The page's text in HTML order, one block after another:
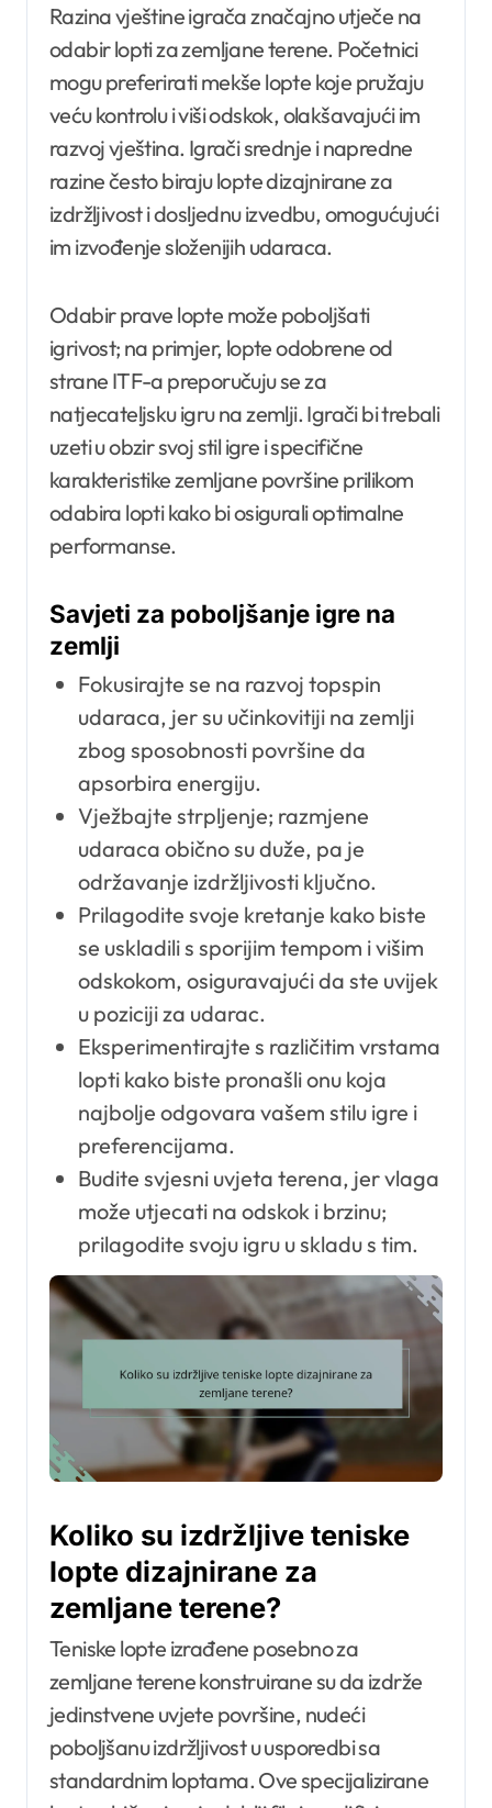
Razina vještine igrača značajno utječe na
odabir lopti za zemljane terene. Početnici
mogu preferirati mekše lopte koje pružaju
veću kontrolu i viši odskok, olakšavajući im
razvoj vještina. Igrači srednje i napredne
razine često biraju lopte dizajnirane za
izdržljivost i dosljednu izvedbu, omogućujući
im izvođenje složenijih udaraca.
Odabir prave lopte može poboljšati
igrivost; na primjer, lopte odobrene od
strane ITF-a preporučuju se za
natjecateljsku igru na zemlji. Igrači bi trebali
uzeti u obzir svoj stil igre i specifične
karakteristike zemljane površine prilikom
odabira lopti kako bi osigurali optimalne
performanse.
Savjeti za poboljšanje igre na
zemlji
Fokusirajte se na razvoj topspin
udaraca, jer su učinkovitiji na zemlji
zbog sposobnosti površine da
apsorbira energiju.
Vježbajte strpljenje; razmjene
udaraca obično su duže, pa je
održavanje izdržljivosti ključno.
Prilagodite svoje kretanje kako biste
se uskladili s sporijim tempom i višim
odskokom, osiguravajući da ste uvijek
u poziciji za udarac.
Eksperimentirajte s različitim vrstama
lopti kako biste pronašli onu koja
najbolje odgovara vašem stilu igre i
preferencijama.
Budite svjesni uvjeta terena, jer vlaga
može utjecati na odskok i brzinu;
prilagodite svoju igru u skladu s tim.
Koliko su izdržljive teniske
lopte dizajnirane za
zemljane terene?
Teniske lopte izrađene posebno za
zemljane terene konstruirane su da izdrže
jedinstvene uvjete površine, nudeći
poboljšanu izdržljivost u usporedbi sa
standardnim loptama. Ove specijalizirane